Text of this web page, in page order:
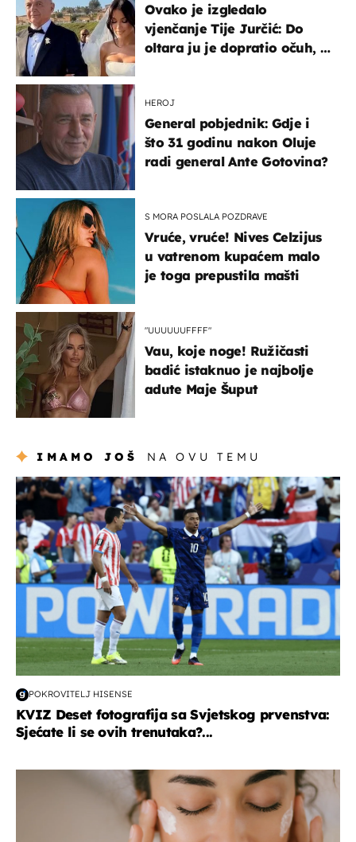
Ovako je izgledalo
vjenčanje Tije Jurčić: Do
oltara ju je dopratio očuh, a
HEROJ
General pobjednik: Gdje i
što 31 godinu nakon Oluje
radi general Ante Gotovina?
S MORA POSLALA POZDRAVE
Vruće, vruće! Nives Celzijus
u vatrenom kupaćem malo
je toga prepustila mašti
"UUUUUUFFFF"
Vau, koje noge! Ružičasti
badić istaknuo je najbolje
adute Maje Šuput
IMAMO JOŠ NA OVU TEMU
svjetsko prvenstvo 2026
POKROVITELJ HISENSE
KVIZ Deset fotografija sa Svjetskog prvenstva:
Sjećate li se ovih trenutaka?...
moda & ljepota